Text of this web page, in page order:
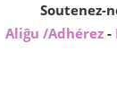
Soutenez-
Aliĝu /Adhérez -